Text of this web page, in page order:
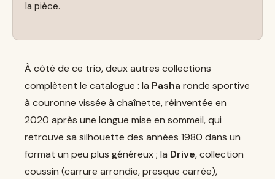
la pièce.
À côté de ce trio, deux autres collections
complètent le catalogue : la Pasha ronde sportive
à couronne vissée à chaînette, réinventée en
2020 après une longue mise en sommeil, qui
retrouve sa silhouette des années 1980 dans un
format un peu plus généreux ; la Drive, collection
coussin (carrure arrondie, presque carrée),